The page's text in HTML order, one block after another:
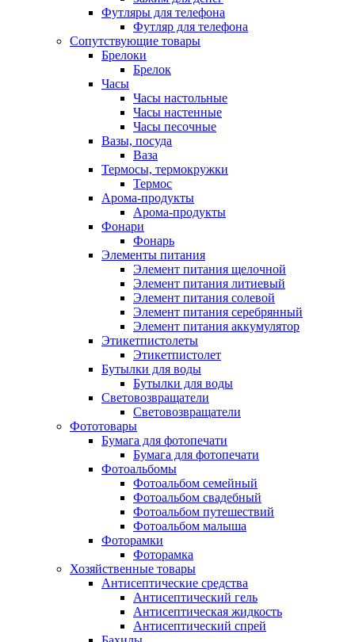
Футляры для телефона
Футляр для телефона
Сопутствующие товары
Брелоки
Брелок
Часы
Часы настольные
Часы настенные
Часы песочные
Вазы, посуда
Ваза
Термосы, термокружки
Термос
Арома-продукты
Арома-продукты
Фонари
Фонарь
Элементы питания
Элемент питания щелочной
Элемент питания литиевый
Элемент питания солевой
Элемент питания серебрянный
Элемент питания аккумулятор
Этикетпистолеты
Этикетпистолет
Бутылки для воды
Бутылки для воды
Световозвращатели
Световозвращатели
Фототовары
Бумага для фотопечати
Бумага для фотопечати
Фотоальбомы
Фотоальбом семейный
Фотоальбом свадебный
Фотоальбом путешествий
Фотоальбом малыша
Фоторамки
Фоторамка
Хозяйственные товары
Антисептические средства
Антисептический гель
Антисептическая жидкость
Антисептический спрей